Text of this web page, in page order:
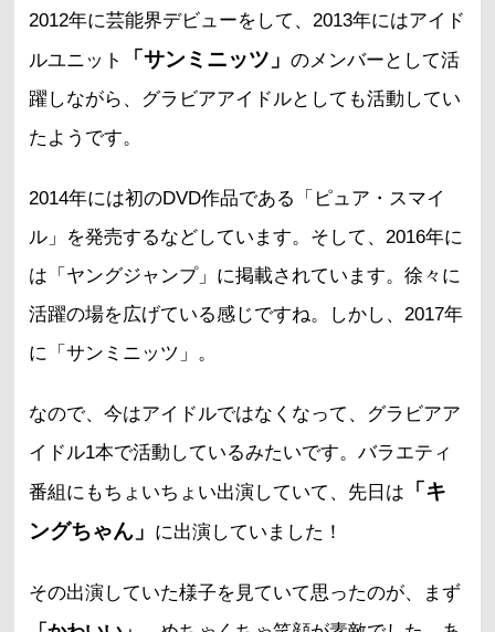
2012年に芸能界デビューをして、2013年にはアイド
ルユニット
「サンミニッツ」 のメンバーとして活
躍しながら、グラビアアイドルとしても活動してい
たようです。
2014年には初のDVD作品である「ピュア・スマイ
ル」を発売するなどしています。そして、2016年に
は「ヤングジャンプ」に掲載されています。徐々に
活躍の場を広げている感じですね。しかし、2017年
に「サンミニッツ」。
なので、今はアイドルではなくなって、グラビアア
イドル1本で活動しているみたいです。バラエティ
番組にもちょいちょい出演していて、先日は 「キ
ングちゃん」 に出演していました！
その出演していた様子を見ていて思ったのが、まず